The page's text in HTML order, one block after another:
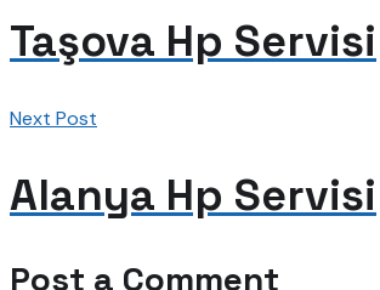
Taşova Hp Servisi
Next Post
Alanya Hp Servisi
Post a Comment